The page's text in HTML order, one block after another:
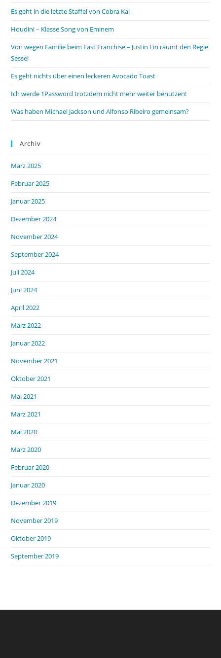
Es geht in die letzte Staffel von Cobra Kai
Houdini – Klasse Song von Eminem
Von wegen Familie beim Fast Franchise – Justin Lin räumt den Regie
Sessel
Es geht nichts über einen leckeren Avocado Toast
Ich werde 1Password trotzdem nicht mehr weiter benutzen!
Was haben Michael Jackson und Alfonso Ribeiro gemeinsam?
Archiv
März 2025
Februar 2025
Januar 2025
Dezember 2024
November 2024
September 2024
Juli 2024
Juni 2024
April 2022
März 2022
Januar 2022
November 2021
Oktober 2021
Mai 2021
März 2021
Mai 2020
März 2020
Februar 2020
Januar 2020
Dezember 2019
November 2019
Oktober 2019
September 2019